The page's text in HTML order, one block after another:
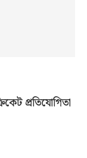
প্রতিযোগিতা